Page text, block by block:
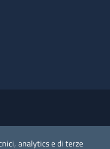
analytics e di terze